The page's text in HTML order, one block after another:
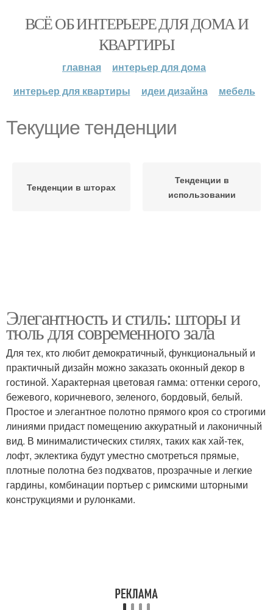
ВСЁ ОБ ИНТЕРЬЕРЕ ДЛЯ ДОМА И
КВАРТИРЫ
главная
интерьер для дома
интерьер для квартиры
идеи дизайна мебель
Текущие тенденции
Тенденции в шторах
Тенденции в
использовании
Элегантность и стиль: шторы и
тюль для современного зала
Для тех, кто любит демократичный, функциональный и
практичный дизайн можно заказать оконный декор в
гостиной. Характерная цветовая гамма: оттенки серого,
бежевого, коричневого, зеленого, бордовый, белый.
Простое и элегантное полотно прямого кроя со строгими
линиями придаст помещению аккуратный и лаконичный
вид. В минималистических стилях, таких как хай-тек,
лофт, эклектика будут уместно смотреться прямые,
плотные полотна без подхватов, прозрачные и легкие
гардины, комбинации портьер с римскими шторными
конструкциями и рулонками.